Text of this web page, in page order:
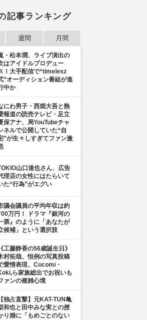
記事ランキング
週間 月間
・松本潤、ライブ演出の
はアイドルプロデュー
！大手配信で“timelesz
”オーディション番組が進
中か
にわ男子・西畑大吾と熱
報道の読売テレビ・足立
保アナ、局YouTubeチャ
ネルで公開していた“自
”が生々しすぎてファン激
山口達也さん、広告
理店の女性にはたらいて
た“行為”がエグい
議会議員の平均年収は約
万円！ ドラマ『銀河の
票』のように「あなたが
候補」という選択肢
《工藤静香の56歳誕生日》
村拓哉、恒例の写真投稿
愛情表現、Cocomi・
ら家族総出でお祝いも
ァンの複雑心境
【独占直撃】元KAT-TUN亀
和也と田中みな実との授
り婚に「もめごとのない